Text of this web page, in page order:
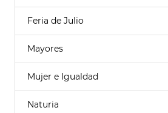
Feria de Julio
Mayores
Mujer e Igualdad
Naturia